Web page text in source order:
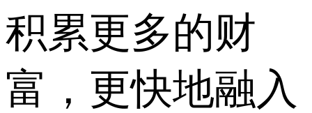
积累更多的财
富，更快地融入